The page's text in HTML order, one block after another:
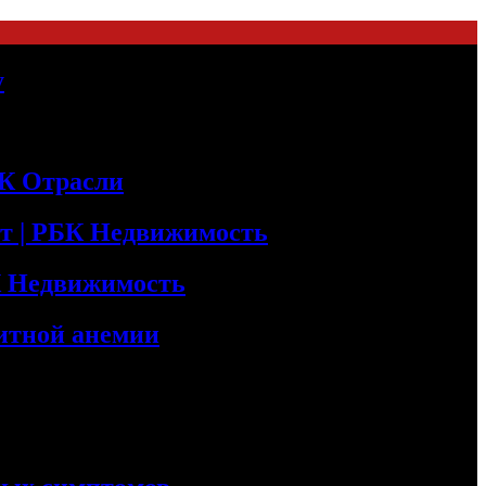
Отрасли
| РБК Недвижимость
Недвижимость
анемии